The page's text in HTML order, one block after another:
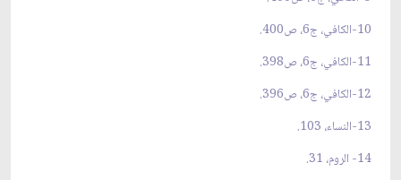
10-الكافي، ج6، ص400.
11-الكافي، ج6، ص398.
12-الكافي، ج6، ص396.
13-النساء، 103.
14- الروم، 31.